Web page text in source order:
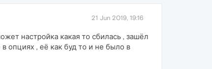
21 Jun 2019, 19:16
настройка какая то сбилась , зашёл
опциях , её как буд то и не было в